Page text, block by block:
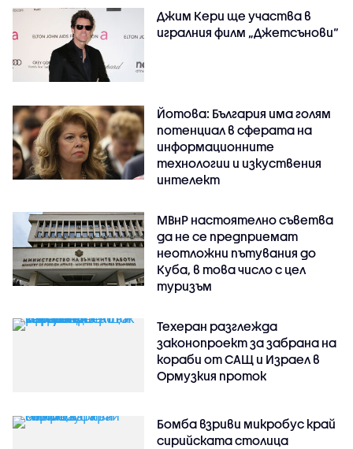
Джим Кери ще участва в
игралния филм „Джетсънови“
Йотова: България има голям
потенциал в сферата на
информационните
технологии и изкуствения
интелект
МВнР настоятелно съветва
да не се предприемат
неотложни пътувания до
Куба, в това число с цел
туризъм
Техеран разглежда
законопроект за забрана на
кораби от САЩ и Израел в
Ормузкия проток
Бомба взриви микробус край
сирийската столица